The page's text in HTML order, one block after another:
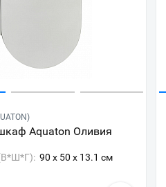
Aquaton Оливия
90 x 50 x 13.1 см